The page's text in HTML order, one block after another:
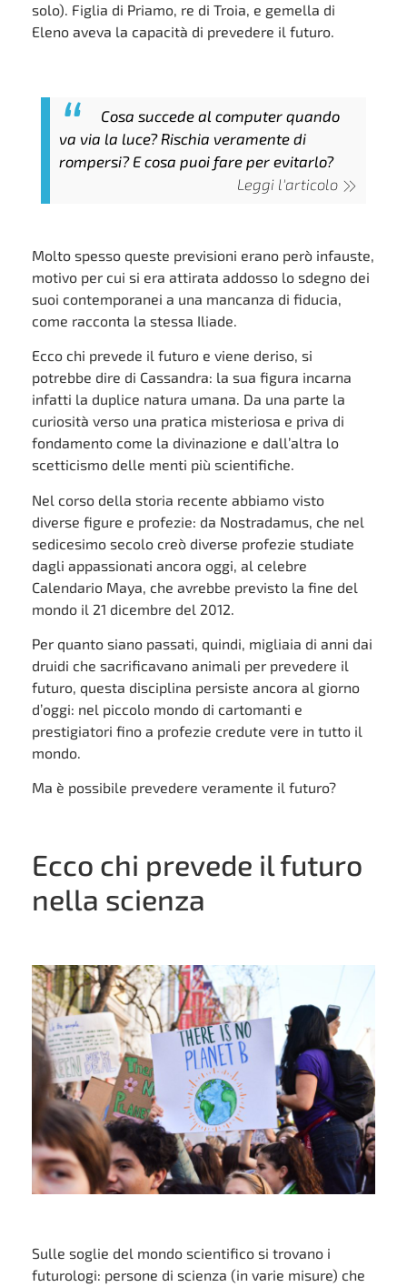
solo). Figlia di Priamo, re di Troia, e gemella di
Eleno aveva la capacità di prevedere il futuro.
Cosa succede al computer quando
va via la luce? Rischia veramente di
rompersi? E cosa puoi fare per evitarlo?
Leggi l'articolo
Molto spesso queste previsioni erano però infauste,
motivo per cui si era attirata addosso lo sdegno dei
suoi contemporanei a una mancanza di fiducia,
come racconta la stessa Iliade.
Ecco chi prevede il futuro e viene deriso, si
potrebbe dire di Cassandra: la sua figura incarna
infatti la duplice natura umana. Da una parte la
curiosità verso una pratica misteriosa e priva di
fondamento come la divinazione e dall’altra lo
scetticismo delle menti più scientifiche.
Nel corso della storia recente abbiamo visto
diverse figure e profezie: da Nostradamus, che nel
sedicesimo secolo creò diverse profezie studiate
dagli appassionati ancora oggi, al celebre
Calendario Maya, che avrebbe previsto la fine del
mondo il 21 dicembre del 2012.
Per quanto siano passati, quindi, migliaia di anni dai
druidi che sacrificavano animali per prevedere il
futuro, questa disciplina persiste ancora al giorno
d’oggi: nel piccolo mondo di cartomanti e
prestigiatori fino a profezie credute vere in tutto il
mondo.
Ma è possibile prevedere veramente il futuro?
Ecco chi prevede il futuro
nella scienza
Sulle soglie del mondo scientifico si trovano i
futurologi: persone di scienza (in varie misure) che